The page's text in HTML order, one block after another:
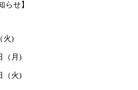
らせ】
火)
（月)
（火)